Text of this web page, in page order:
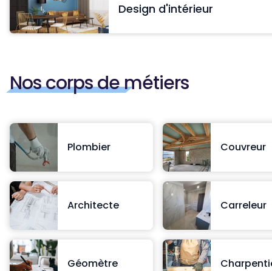
Design d'intérieur
Nos corps de métiers
Plombier Couvreur
Architecte Carreleur
Géomètre